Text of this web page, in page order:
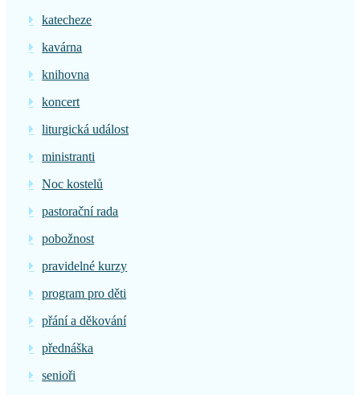
katecheze
kavárna
knihovna
koncert
liturgická událost
ministranti
Noc kostelů
pastorační rada
pobožnost
pravidelné kurzy
program pro děti
přání a děkování
přednáška
senioři